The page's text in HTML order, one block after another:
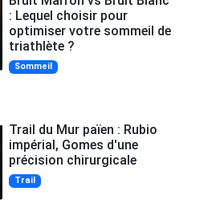
: Lequel choisir pour
optimiser votre sommeil de
triathlète ?
Sommeil
Trail du Mur païen : Rubio
impérial, Gomes d'une
précision chirurgicale
Trail